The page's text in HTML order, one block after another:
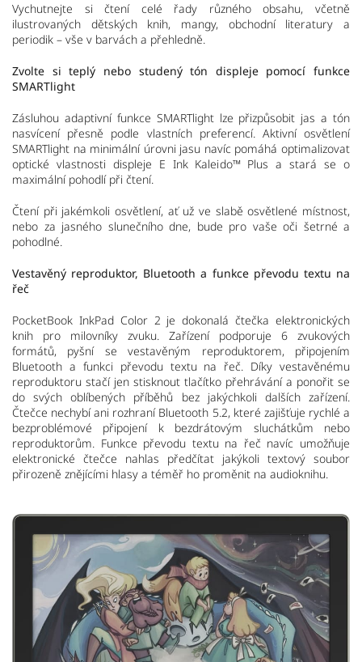
Vychutnejte si čtení celé řady různého obsahu, včetně
ilustrovaných dětských knih, mangy, obchodní literatury a
periodik – vše v barvách a přehledně.
Zvolte si teplý nebo studený tón displeje pomocí funkce
SMARTlight
Zásluhou adaptivní funkce SMARTlight lze přizpůsobit jas a tón
nasvícení přesně podle vlastních preferencí. Aktivní osvětlení
SMARTlight na minimální úrovni jasu navíc pomáhá optimalizovat
optické vlastnosti displeje E Ink Kaleido™ Plus a stará se o
maximální pohodlí při čtení.
Čtení při jakémkoli osvětlení, ať už ve slabě osvětlené místnost,
nebo za jasného slunečního dne, bude pro vaše oči šetrné a
pohodlné.
Vestavěný reproduktor, Bluetooth a funkce převodu textu na
řeč
PocketBook InkPad Color 2 je dokonalá čtečka elektronických
knih pro milovníky zvuku. Zařízení podporuje 6 zvukových
formátů, pyšní se vestavěným reproduktorem, připojením
Bluetooth a funkci převodu textu na řeč. Díky vestavěnému
reproduktoru stačí jen stisknout tlačítko přehrávání a ponořit se
do svých oblíbených příběhů bez jakýchkoli dalších zařízení.
Čtečce nechybí ani rozhraní Bluetooth 5.2, které zajišťuje rychlé a
bezproblémové připojení k bezdrátovým sluchátkům nebo
reproduktorům. Funkce převodu textu na řeč navíc umožňuje
elektronické čtečce nahlas předčítat jakýkoli textový soubor
přirozeně znějícími hlasy a téměř ho proměnit na audioknihu.